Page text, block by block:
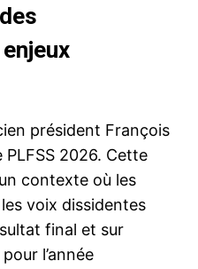
président François
2026. Cette
contexte où les
voix dissidentes
final et sur
l’année